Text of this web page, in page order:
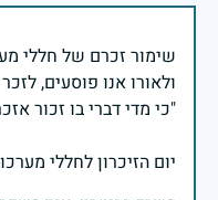
שימור זכרם של חללי
יום הזיכרון לחללי